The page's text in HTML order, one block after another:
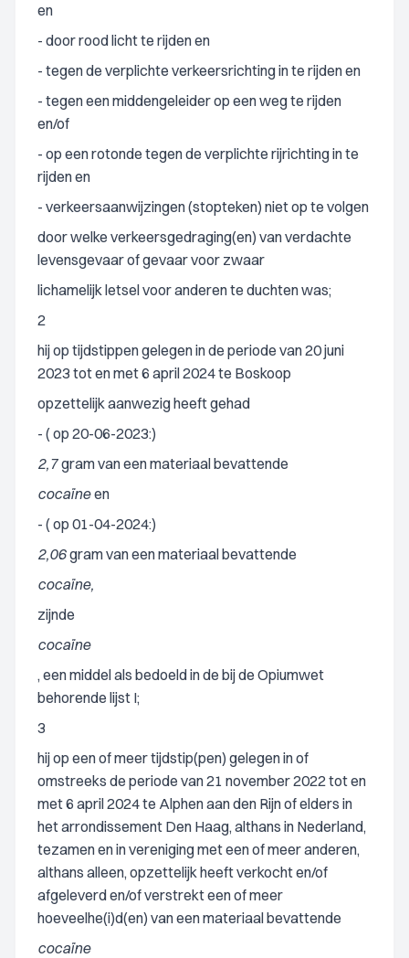
en
- door rood licht te rijden en
- tegen de verplichte verkeersrichting in te rijden en
- tegen een middengeleider op een weg te rijden
en/of
- op een rotonde tegen de verplichte rijrichting in te
rijden en
- verkeersaanwijzingen (stopteken) niet op te volgen
door welke verkeersgedraging(en) van verdachte
levensgevaar of gevaar voor zwaar
lichamelijk letsel voor anderen te duchten was;
2
hij op tijdstippen gelegen in de periode van 20 juni
2023 tot en met 6 april 2024 te Boskoop
opzettelijk aanwezig heeft gehad
- ( op 20-06-2023:)
2,7 gram van een materiaal bevattende
cocaïne en
- ( op 01-04-2024:)
2,06 gram van een materiaal bevattende
cocaïne,
zijnde
cocaïne
, een middel als bedoeld in de bij de Opiumwet
behorende lijst I;
3
hij op een of meer tijdstip(pen) gelegen in of
omstreeks de periode van 21 november 2022 tot en
met 6 april 2024 te Alphen aan den Rijn of elders in
het arrondissement Den Haag, althans in Nederland,
tezamen en in vereniging met een of meer anderen,
althans alleen, opzettelijk heeft verkocht en/of
afgeleverd en/of verstrekt een of meer
hoeveelhe(i)d(en) van een materiaal bevattende
cocaïne